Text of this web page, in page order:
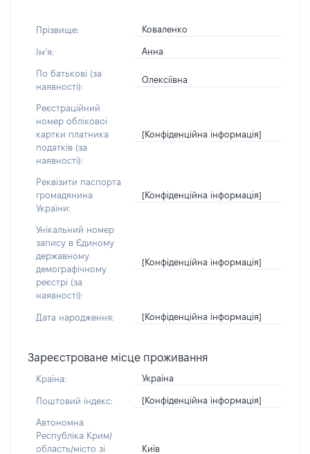
Прізвище: Коваленко
Імʼя: Анна
По батькові (за
наявності):
Олексіївна
Реєстраційний
номер облікової
картки платника
податків (за
наявності):
[Конфіденційна інформація]
Реквізити паспорта
громадянина
України:
[Конфіденційна інформація]
Унікальний номер
запису в Єдиному
державному
демографічному
реєстрі (за
наявності):
[Конфіденційна інформація]
Дата народження: [Конфіденційна інформація]
Зареєстроване місце проживання
Країна: Україна
Поштовий індекс: [Конфіденційна інформація]
Автономна
Республіка Крим/
область/місто зі
Київ